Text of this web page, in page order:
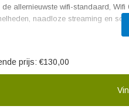
allernieuwste wifi-standaard,
naadloze streaming en
van deze router zorgt ervoor
je interieur toe te voegen.
prijs: €130,00